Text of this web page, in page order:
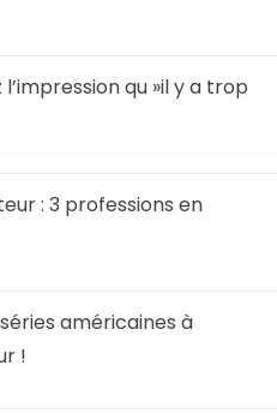
qu »il y a trop
: 3 professions en
américaines à
!